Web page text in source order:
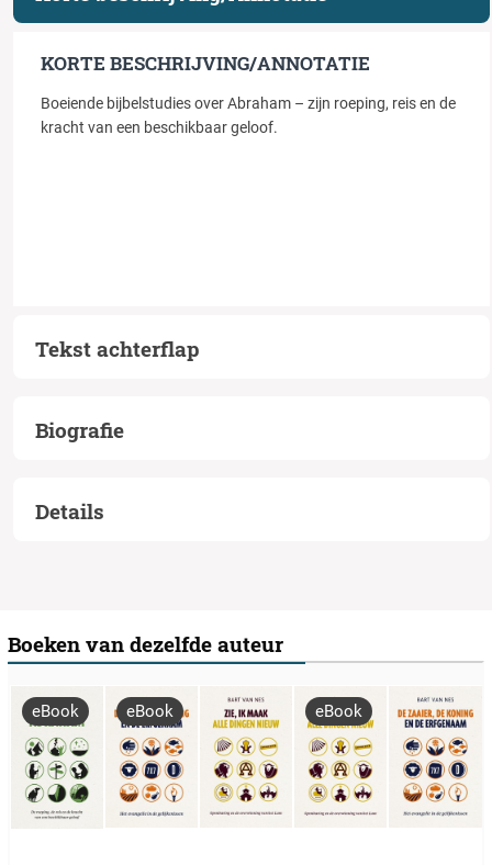
KORTE BESCHRIJVING/ANNOTATIE
Boeiende bijbelstudies over Abraham – zijn roeping, reis en de
kracht van een beschikbaar geloof.
Tekst achterflap
Biografie
Details
Boeken van dezelfde auteur
eBook eBook eBook